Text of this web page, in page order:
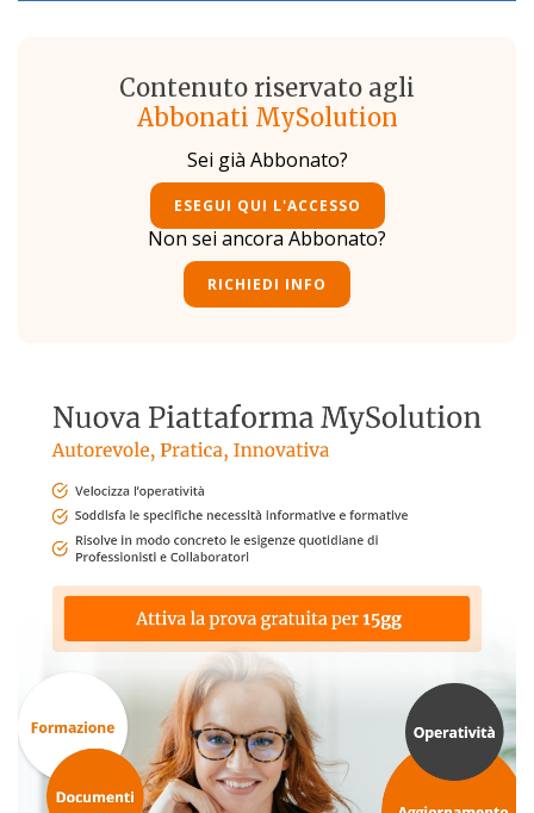
Contenuto riservato agli
Abbonati MySolution
Sei già Abbonato?
ESEGUI QUI L'ACCESSO
Non sei ancora Abbonato?
RICHIEDI INFO